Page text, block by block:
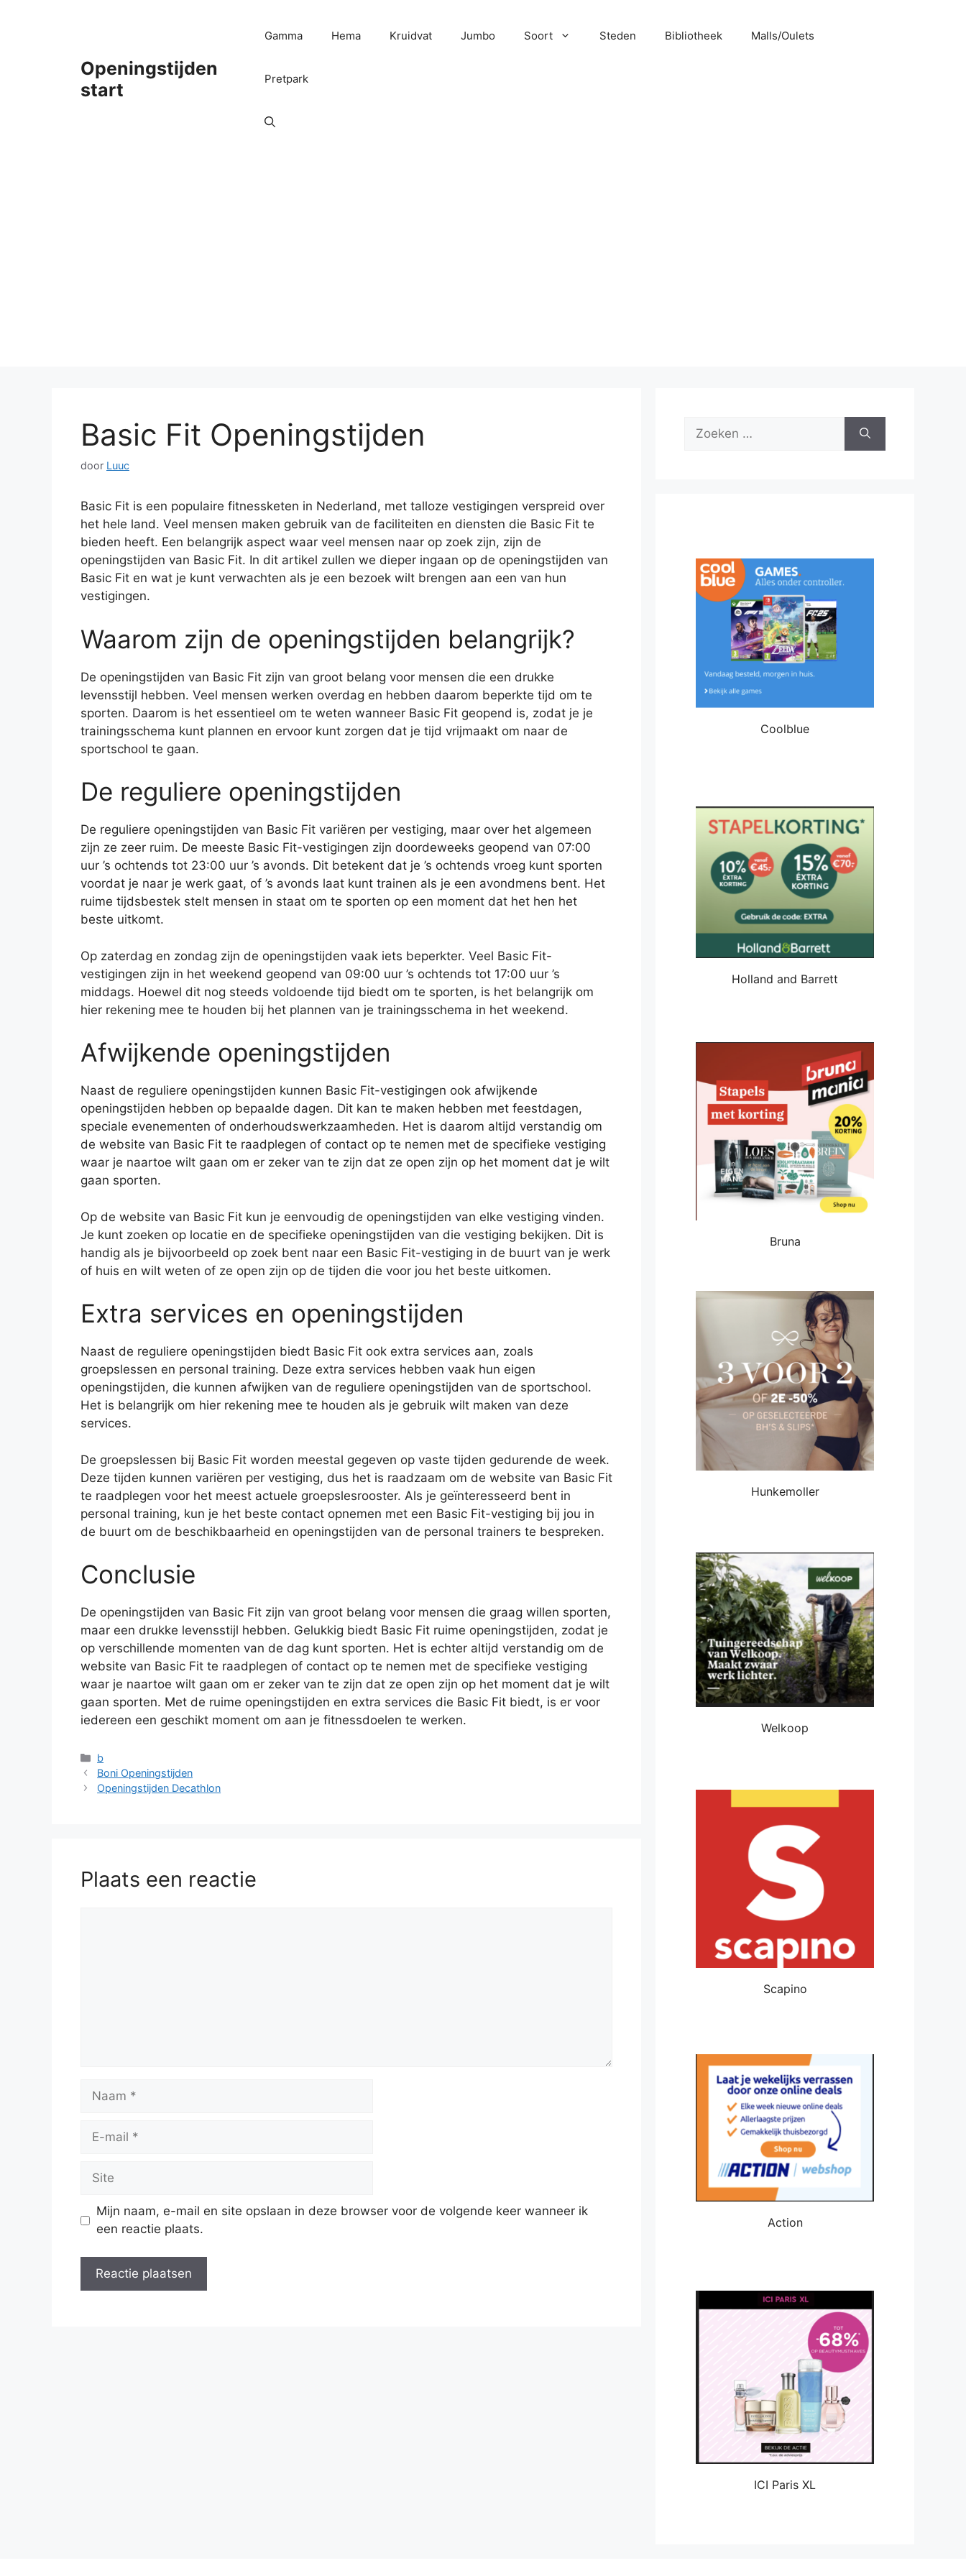
Openingstijden
start
Gamma Hema Kruidvat Jumbo Soort Steden Bibliotheek Malls/Oulets
Pretpark
Basic Fit Openingstijden
door Luuc
Basic Fit is een populaire fitnessketen in Nederland, met talloze vestigingen verspreid over
het hele land. Veel mensen maken gebruik van de faciliteiten en diensten die Basic Fit te
bieden heeft. Een belangrijk aspect waar veel mensen naar op zoek zijn, zijn de
openingstijden van Basic Fit. In dit artikel zullen we dieper ingaan op de openingstijden van
Basic Fit en wat je kunt verwachten als je een bezoek wilt brengen aan een van hun
vestigingen.
Waarom zijn de openingstijden belangrijk?
De openingstijden van Basic Fit zijn van groot belang voor mensen die een drukke
levensstijl hebben. Veel mensen werken overdag en hebben daarom beperkte tijd om te
sporten. Daarom is het essentieel om te weten wanneer Basic Fit geopend is, zodat je je
trainingsschema kunt plannen en ervoor kunt zorgen dat je tijd vrijmaakt om naar de
sportschool te gaan.
De reguliere openingstijden
De reguliere openingstijden van Basic Fit variëren per vestiging, maar over het algemeen
zijn ze zeer ruim. De meeste Basic Fit-vestigingen zijn doordeweeks geopend van 07:00
uur ’s ochtends tot 23:00 uur ’s avonds. Dit betekent dat je ’s ochtends vroeg kunt sporten
voordat je naar je werk gaat, of ’s avonds laat kunt trainen als je een avondmens bent. Het
ruime tijdsbestek stelt mensen in staat om te sporten op een moment dat het hen het
beste uitkomt.
Op zaterdag en zondag zijn de openingstijden vaak iets beperkter. Veel Basic Fit-
vestigingen zijn in het weekend geopend van 09:00 uur ’s ochtends tot 17:00 uur ’s
middags. Hoewel dit nog steeds voldoende tijd biedt om te sporten, is het belangrijk om
hier rekening mee te houden bij het plannen van je trainingsschema in het weekend.
Afwijkende openingstijden
Naast de reguliere openingstijden kunnen Basic Fit-vestigingen ook afwijkende
openingstijden hebben op bepaalde dagen. Dit kan te maken hebben met feestdagen,
speciale evenementen of onderhoudswerkzaamheden. Het is daarom altijd verstandig om
de website van Basic Fit te raadplegen of contact op te nemen met de specifieke vestiging
waar je naartoe wilt gaan om er zeker van te zijn dat ze open zijn op het moment dat je wilt
gaan sporten.
Op de website van Basic Fit kun je eenvoudig de openingstijden van elke vestiging vinden.
Je kunt zoeken op locatie en de specifieke openingstijden van die vestiging bekijken. Dit is
handig als je bijvoorbeeld op zoek bent naar een Basic Fit-vestiging in de buurt van je werk
of huis en wilt weten of ze open zijn op de tijden die voor jou het beste uitkomen.
Extra services en openingstijden
Naast de reguliere openingstijden biedt Basic Fit ook extra services aan, zoals
groepslessen en personal training. Deze extra services hebben vaak hun eigen
openingstijden, die kunnen afwijken van de reguliere openingstijden van de sportschool.
Het is belangrijk om hier rekening mee te houden als je gebruik wilt maken van deze
services.
De groepslessen bij Basic Fit worden meestal gegeven op vaste tijden gedurende de week.
Deze tijden kunnen variëren per vestiging, dus het is raadzaam om de website van Basic Fit
te raadplegen voor het meest actuele groepslesrooster. Als je geïnteresseerd bent in
personal training, kun je het beste contact opnemen met een Basic Fit-vestiging bij jou in
de buurt om de beschikbaarheid en openingstijden van de personal trainers te bespreken.
Conclusie
De openingstijden van Basic Fit zijn van groot belang voor mensen die graag willen sporten,
maar een drukke levensstijl hebben. Gelukkig biedt Basic Fit ruime openingstijden, zodat je
op verschillende momenten van de dag kunt sporten. Het is echter altijd verstandig om de
website van Basic Fit te raadplegen of contact op te nemen met de specifieke vestiging
waar je naartoe wilt gaan om er zeker van te zijn dat ze open zijn op het moment dat je wilt
gaan sporten. Met de ruime openingstijden en extra services die Basic Fit biedt, is er voor
iedereen een geschikt moment om aan je fitnessdoelen te werken.
Categorieën
b
Boni Openingstijden
Openingstijden Decathlon
Plaats een reactie
Naam
Site
Mijn naam, e-mail en site opslaan in deze browser voor de volgende keer wanneer ik
een reactie plaats.
Zoek
Coolblue
Holland and Barrett
Bruna
Hunkemoller
Welkoop
Scapino
Action
ICI Paris XL